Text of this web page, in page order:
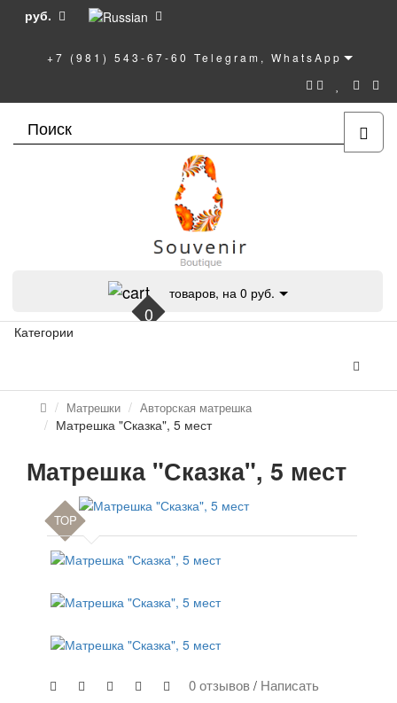
руб.
+7 (981) 543-67-60 Telegram, WhatsApp
0
товаров, на 0 руб.
Категории
Матрешки Авторская матрешка
Матрешка "Сказка", 5 мест
Матрешка "Сказка", 5 мест
TOP
0 отзывов / Написать